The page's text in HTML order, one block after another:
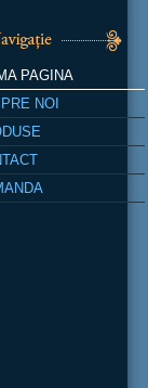
PAGINA
NOI